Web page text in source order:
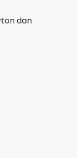
dan